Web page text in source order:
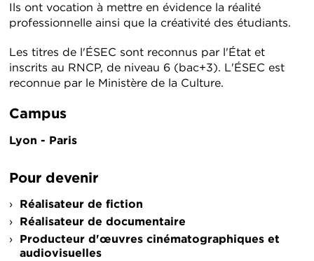
Ils ont vocation à mettre en évidence la réalité
professionnelle ainsi que la créativité des étudiants.
Les titres de l'ÉSEC sont reconnus par l'État et
inscrits au RNCP, de niveau 6 (bac+3). L'ÉSEC est
reconnue par le Ministère de la Culture.
Campus
Lyon - Paris
Pour devenir
Réalisateur de fiction
Réalisateur de documentaire
Producteur d'œuvres cinématographiques et
audiovisuelles